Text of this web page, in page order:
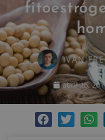
IVAN
abril 16,